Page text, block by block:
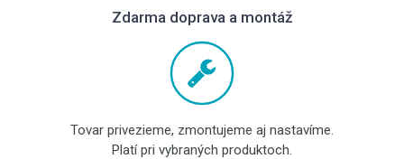
Zdarma doprava a montáž
Tovar privezieme, zmontujeme aj nastavíme.
Platí pri vybraných produktoch.